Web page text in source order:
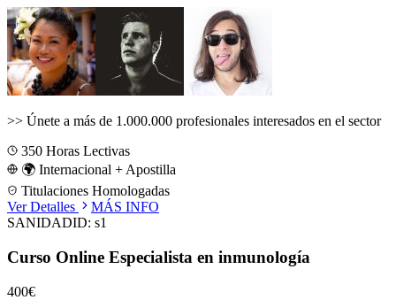
>> Únete a más de 1.000.000 profesionales interesados en el sector
350 Horas Lectivas
🌍 Internacional + Apostilla
Titulaciones Homologadas
Ver Detalles
MÁS INFO
SANIDADID: s1
Curso Online Especialista en inmunología
400€